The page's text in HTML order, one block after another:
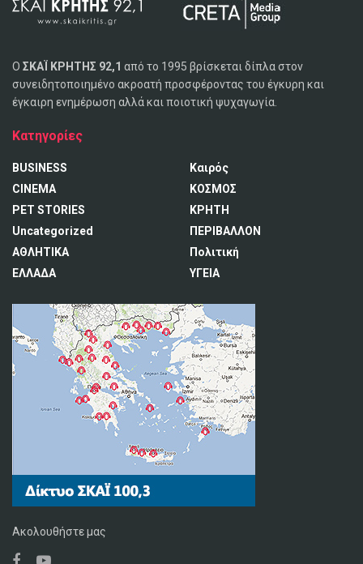
Ο ΣΚΑΪ ΚΡΗΤΗΣ 92,1 από το 1995 βρίσκεται δίπλα στον
συνειδητοποιημένο ακροατή προσφέροντας του έγκυρη και
έγκαιρη ενημέρωση αλλά και ποιοτική ψυχαγωγία.
Κατηγορίες
BUSINESS
CINEMA
PET STORIES
Uncategorized
ΑΘΛΗΤΙΚΑ
ΕΛΛΑΔΑ
Καιρός
ΚΟΣΜΟΣ
ΚΡΗΤΗ
ΠΕΡΙΒΑΛΛΟΝ
Πολιτική
ΥΓΕΙΑ
Ακολουθήστε μας